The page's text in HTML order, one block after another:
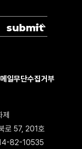
일무단수집거부
로 57, 201호
82-10535
submit